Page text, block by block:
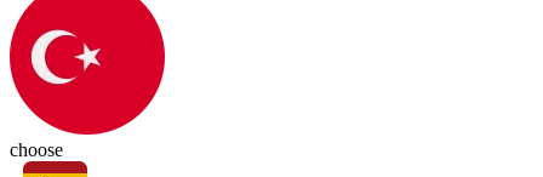
choose